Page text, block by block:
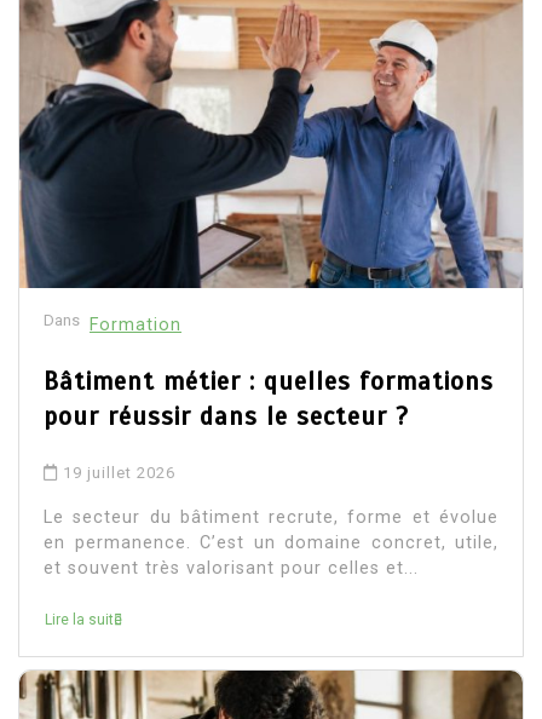
Dans Formation
Bâtiment métier : quelles formations
pour réussir dans le secteur ?
19 juillet 2026
Le secteur du bâtiment recrute, forme et évolue
en permanence. C’est un domaine concret, utile,
et souvent très valorisant pour celles et...
Lire la suite